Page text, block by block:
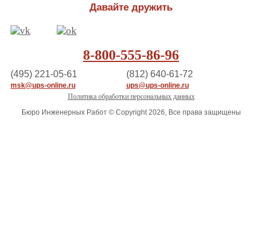
Давайте дружить
8-800-555-86-96
(495) 221-05-61
msk@ups-online.ru
(812) 640-61-72
ups@ups-online.ru
Политика обработки персональных данных
Бюро Инженерных Работ © Copyright 2026, Все права защищены